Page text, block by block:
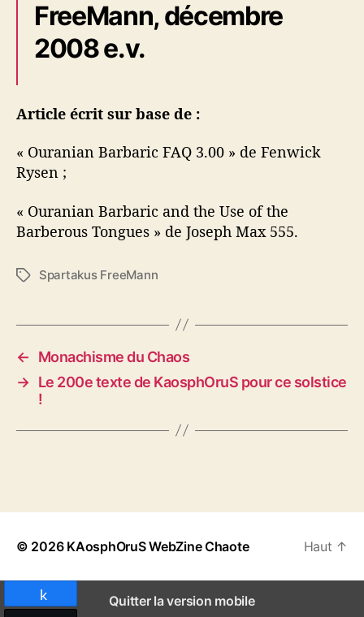
FreeMann, décembre
2008 e.v.
Article écrit sur base de :
« Ouranian Barbaric FAQ 3.00 » de Fenwick
Rysen ;
« Ouranian Barbaric and the Use of the
Barberous Tongues » de Joseph Max 555.
É
q
e
t
s
Spartakus FreeMann
←
Monachisme du Chaos
→ Le 200e texte de KaosphOruS pour ce solstice
!
© 2026 KAosphOruS WebZine Chaote Haut ↑
Quitter la version mobile